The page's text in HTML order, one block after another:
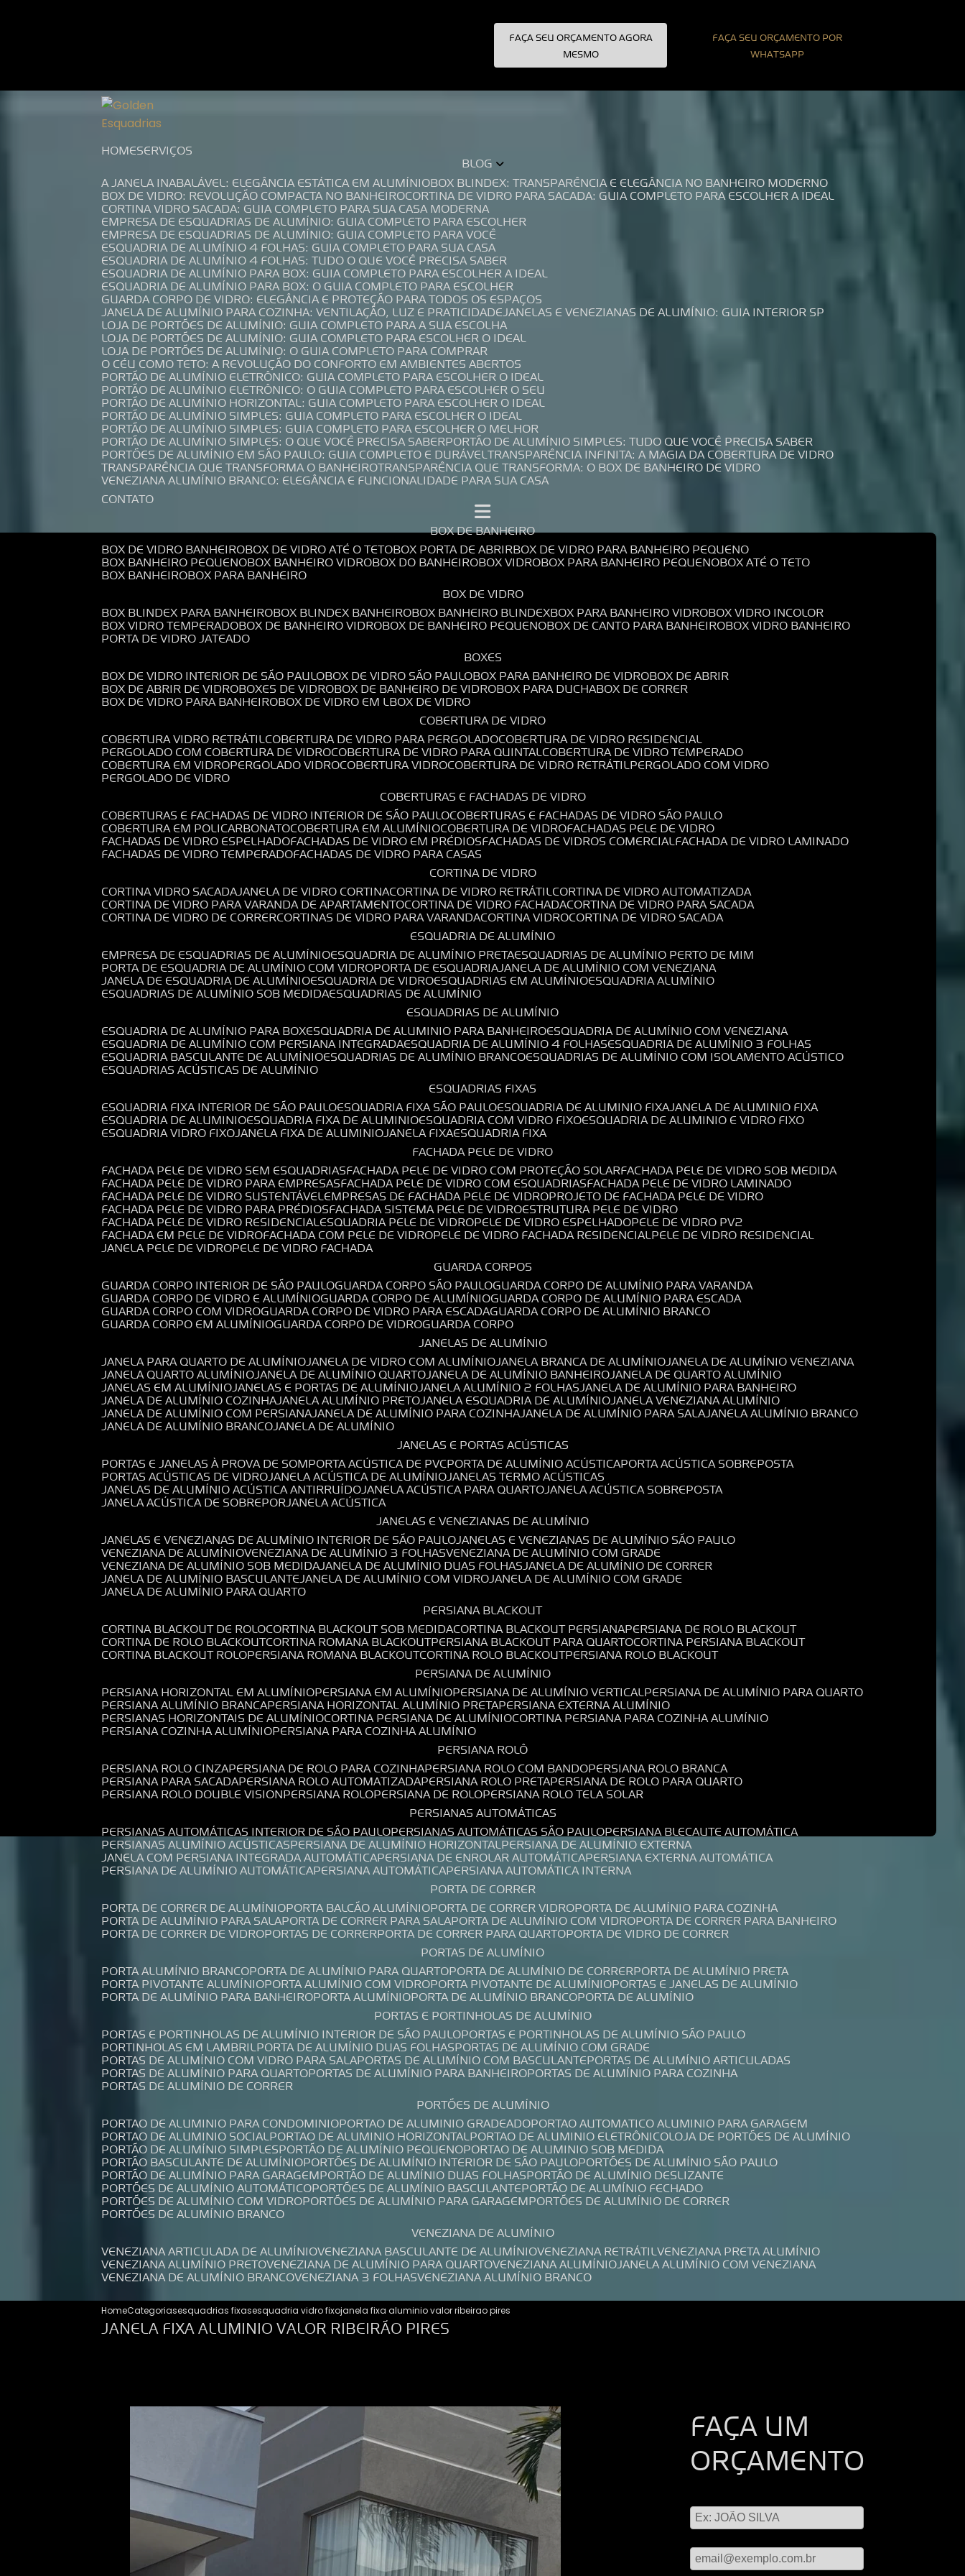
FAÇA SEU ORÇAMENTO AGORA
MESMO
FAÇA SEU ORÇAMENTO POR
WHATSAPP
HOME SERVIÇOS
BLOG
A JANELA INABALÁVEL: ELEGÂNCIA ESTÁTICA EM ALUMÍNIO BOX BLINDEX: TRANSPARÊNCIA E ELEGÂNCIA NO BANHEIRO MODERNO
BOX DE VIDRO: REVOLUÇÃO COMPACTA NO BANHEIRO CORTINA DE VIDRO PARA SACADA: GUIA COMPLETO PARA ESCOLHER A IDEAL
CORTINA VIDRO SACADA: GUIA COMPLETO PARA SUA CASA MODERNA
EMPRESA DE ESQUADRIAS DE ALUMÍNIO: GUIA COMPLETO PARA ESCOLHER
EMPRESA DE ESQUADRIAS DE ALUMÍNIO: GUIA COMPLETO PARA VOCÊ
ESQUADRIA DE ALUMÍNIO 4 FOLHAS: GUIA COMPLETO PARA SUA CASA
ESQUADRIA DE ALUMÍNIO 4 FOLHAS: TUDO O QUE VOCÊ PRECISA SABER
ESQUADRIA DE ALUMÍNIO PARA BOX: GUIA COMPLETO PARA ESCOLHER A IDEAL
ESQUADRIA DE ALUMÍNIO PARA BOX: O GUIA COMPLETO PARA ESCOLHER
GUARDA CORPO DE VIDRO: ELEGÂNCIA E PROTEÇÃO PARA TODOS OS ESPAÇOS
JANELA DE ALUMÍNIO PARA COZINHA: VENTILAÇÃO, LUZ E PRATICIDADE JANELAS E VENEZIANAS DE ALUMÍNIO: GUIA INTERIOR SP
LOJA DE PORTÕES DE ALUMÍNIO: GUIA COMPLETO PARA A SUA ESCOLHA
LOJA DE PORTÕES DE ALUMÍNIO: GUIA COMPLETO PARA ESCOLHER O IDEAL
LOJA DE PORTÕES DE ALUMÍNIO: O GUIA COMPLETO PARA COMPRAR
O CÉU COMO TETO: A REVOLUÇÃO DO CONFORTO EM AMBIENTES ABERTOS
PORTÃO DE ALUMÍNIO ELETRÔNICO: GUIA COMPLETO PARA ESCOLHER O IDEAL
PORTÃO DE ALUMÍNIO ELETRÔNICO: O GUIA COMPLETO PARA ESCOLHER O SEU
PORTÃO DE ALUMÍNIO HORIZONTAL: GUIA COMPLETO PARA ESCOLHER O IDEAL
PORTÃO DE ALUMÍNIO SIMPLES: GUIA COMPLETO PARA ESCOLHER O IDEAL
PORTÃO DE ALUMÍNIO SIMPLES: GUIA COMPLETO PARA ESCOLHER O MELHOR
PORTÃO DE ALUMÍNIO SIMPLES: O QUE VOCÊ PRECISA SABER PORTÃO DE ALUMÍNIO SIMPLES: TUDO QUE VOCÊ PRECISA SABER
PORTÕES DE ALUMÍNIO EM SÃO PAULO: GUIA COMPLETO E DURÁVEL TRANSPARÊNCIA INFINITA: A MAGIA DA COBERTURA DE VIDRO
TRANSPARÊNCIA QUE TRANSFORMA O BANHEIRO TRANSPARÊNCIA QUE TRANSFORMA: O BOX DE BANHEIRO DE VIDRO
VENEZIANA ALUMÍNIO BRANCO: ELEGÂNCIA E FUNCIONALIDADE PARA SUA CASA
CONTATO
BOX DE BANHEIRO
BOX DE VIDRO BANHEIRO BOX DE VIDRO ATÉ O TETO BOX PORTA DE ABRIR BOX DE VIDRO PARA BANHEIRO PEQUENO
BOX BANHEIRO PEQUENO BOX BANHEIRO VIDRO BOX DO BANHEIRO BOX VIDRO BOX PARA BANHEIRO PEQUENO BOX ATÉ O TETO
BOX BANHEIRO BOX PARA BANHEIRO
BOX DE VIDRO
BOX BLINDEX PARA BANHEIRO BOX BLINDEX BANHEIRO BOX BANHEIRO BLINDEX BOX PARA BANHEIRO VIDRO BOX VIDRO INCOLOR
BOX VIDRO TEMPERADO BOX DE BANHEIRO VIDRO BOX DE BANHEIRO PEQUENO BOX DE CANTO PARA BANHEIRO BOX VIDRO BANHEIRO
PORTA DE VIDRO JATEADO
BOXES
BOX DE VIDRO INTERIOR DE SÃO PAULO BOX DE VIDRO SÃO PAULO BOX PARA BANHEIRO DE VIDRO BOX DE ABRIR
BOX DE ABRIR DE VIDRO BOXES DE VIDRO BOX DE BANHEIRO DE VIDRO BOX PARA DUCHA BOX DE CORRER
BOX DE VIDRO PARA BANHEIRO BOX DE VIDRO EM L BOX DE VIDRO
COBERTURA DE VIDRO
COBERTURA VIDRO RETRÁTIL COBERTURA DE VIDRO PARA PERGOLADO COBERTURA DE VIDRO RESIDENCIAL
PERGOLADO COM COBERTURA DE VIDRO COBERTURA DE VIDRO PARA QUINTAL COBERTURA DE VIDRO TEMPERADO
COBERTURA EM VIDRO PERGOLADO VIDRO COBERTURA VIDRO COBERTURA DE VIDRO RETRÁTIL PERGOLADO COM VIDRO
PERGOLADO DE VIDRO
COBERTURAS E FACHADAS DE VIDRO
COBERTURAS E FACHADAS DE VIDRO INTERIOR DE SÃO PAULO COBERTURAS E FACHADAS DE VIDRO SÃO PAULO
COBERTURA EM POLICARBONATO COBERTURA EM ALUMÍNIO COBERTURA DE VIDRO FACHADAS PELE DE VIDRO
FACHADAS DE VIDRO ESPELHADO FACHADAS DE VIDRO EM PRÉDIOS FACHADAS DE VIDROS COMERCIAL FACHADA DE VIDRO LAMINADO
FACHADAS DE VIDRO TEMPERADO FACHADAS DE VIDRO PARA CASAS
CORTINA DE VIDRO
CORTINA VIDRO SACADA JANELA DE VIDRO CORTINA CORTINA DE VIDRO RETRÁTIL CORTINA DE VIDRO AUTOMATIZADA
CORTINA DE VIDRO PARA VARANDA DE APARTAMENTO CORTINA DE VIDRO FACHADA CORTINA DE VIDRO PARA SACADA
CORTINA DE VIDRO DE CORRER CORTINAS DE VIDRO PARA VARANDA CORTINA VIDRO CORTINA DE VIDRO SACADA
ESQUADRIA DE ALUMÍNIO
EMPRESA DE ESQUADRIAS DE ALUMÍNIO ESQUADRIA DE ALUMÍNIO PRETA ESQUADRIAS DE ALUMÍNIO PERTO DE MIM
PORTA DE ESQUADRIA DE ALUMÍNIO COM VIDRO PORTA DE ESQUADRIA JANELA DE ALUMÍNIO COM VENEZIANA
JANELA DE ESQUADRIA DE ALUMÍNIO ESQUADRIA DE VIDRO ESQUADRIAS EM ALUMÍNIO ESQUADRIA ALUMÍNIO
ESQUADRIAS DE ALUMÍNIO SOB MEDIDA ESQUADRIAS DE ALUMÍNIO
ESQUADRIAS DE ALUMÍNIO
ESQUADRIA DE ALUMÍNIO PARA BOX ESQUADRIA DE ALUMINIO PARA BANHEIRO ESQUADRIA DE ALUMÍNIO COM VENEZIANA
ESQUADRIA DE ALUMÍNIO COM PERSIANA INTEGRADA ESQUADRIA DE ALUMÍNIO 4 FOLHAS ESQUADRIA DE ALUMÍNIO 3 FOLHAS
ESQUADRIA BASCULANTE DE ALUMÍNIO ESQUADRIAS DE ALUMÍNIO BRANCO ESQUADRIAS DE ALUMÍNIO COM ISOLAMENTO ACÚSTICO
ESQUADRIAS ACÚSTICAS DE ALUMÍNIO
ESQUADRIAS FIXAS
ESQUADRIA FIXA INTERIOR DE SÃO PAULO ESQUADRIA FIXA SÃO PAULO ESQUADRIA DE ALUMINIO FIXA JANELA DE ALUMINIO FIXA
ESQUADRIA DE ALUMINIO ESQUADRIA FIXA DE ALUMINIO ESQUADRIA COM VIDRO FIXO ESQUADRIA DE ALUMINIO E VIDRO FIXO
ESQUADRIA VIDRO FIXO JANELA FIXA DE ALUMINIO JANELA FIXA ESQUADRIA FIXA
FACHADA PELE DE VIDRO
FACHADA PELE DE VIDRO SEM ESQUADRIAS FACHADA PELE DE VIDRO COM PROTEÇÃO SOLAR FACHADA PELE DE VIDRO SOB MEDIDA
FACHADA PELE DE VIDRO PARA EMPRESAS FACHADA PELE DE VIDRO COM ESQUADRIAS FACHADA PELE DE VIDRO LAMINADO
FACHADA PELE DE VIDRO SUSTENTÁVEL EMPRESAS DE FACHADA PELE DE VIDRO PROJETO DE FACHADA PELE DE VIDRO
FACHADA PELE DE VIDRO PARA PRÉDIOS FACHADA SISTEMA PELE DE VIDRO ESTRUTURA PELE DE VIDRO
FACHADA PELE DE VIDRO RESIDENCIAL ESQUADRIA PELE DE VIDRO PELE DE VIDRO ESPELHADO PELE DE VIDRO PV2
FACHADA EM PELE DE VIDRO FACHADA COM PELE DE VIDRO PELE DE VIDRO FACHADA RESIDENCIAL PELE DE VIDRO RESIDENCIAL
JANELA PELE DE VIDRO PELE DE VIDRO FACHADA
GUARDA CORPOS
GUARDA CORPO INTERIOR DE SÃO PAULO GUARDA CORPO SÃO PAULO GUARDA CORPO DE ALUMÍNIO PARA VARANDA
GUARDA CORPO DE VIDRO E ALUMÍNIO GUARDA CORPO DE ALUMÍNIO GUARDA CORPO DE ALUMÍNIO PARA ESCADA
GUARDA CORPO COM VIDRO GUARDA CORPO DE VIDRO PARA ESCADA GUARDA CORPO DE ALUMÍNIO BRANCO
GUARDA CORPO EM ALUMÍNIO GUARDA CORPO DE VIDRO GUARDA CORPO
JANELAS DE ALUMÍNIO
JANELA PARA QUARTO DE ALUMÍNIO JANELA DE VIDRO COM ALUMÍNIO JANELA BRANCA DE ALUMÍNIO JANELA DE ALUMÍNIO VENEZIANA
JANELA QUARTO ALUMÍNIO JANELA DE ALUMÍNIO QUARTO JANELA DE ALUMÍNIO BANHEIRO JANELA DE QUARTO ALUMÍNIO
JANELAS EM ALUMÍNIO JANELAS E PORTAS DE ALUMÍNIO JANELA ALUMÍNIO 2 FOLHAS JANELA DE ALUMÍNIO PARA BANHEIRO
JANELA DE ALUMÍNIO COZINHA JANELA ALUMÍNIO PRETO JANELA ESQUADRIA DE ALUMÍNIO JANELA VENEZIANA ALUMÍNIO
JANELA DE ALUMÍNIO COM PERSIANA JANELA DE ALUMÍNIO PARA COZINHA JANELA DE ALUMÍNIO PARA SALA JANELA ALUMÍNIO BRANCO
JANELA DE ALUMÍNIO BRANCO JANELA DE ALUMÍNIO
JANELAS E PORTAS ACÚSTICAS
PORTAS E JANELAS À PROVA DE SOM PORTA ACÚSTICA DE PVC PORTA DE ALUMÍNIO ACÚSTICA PORTA ACÚSTICA SOBREPOSTA
PORTAS ACÚSTICAS DE VIDRO JANELA ACÚSTICA DE ALUMÍNIO JANELAS TERMO ACÚSTICAS
JANELAS DE ALUMÍNIO ACÚSTICA ANTIRRUÍDO JANELA ACÚSTICA PARA QUARTO JANELA ACÚSTICA SOBREPOSTA
JANELA ACÚSTICA DE SOBREPOR JANELA ACÚSTICA
JANELAS E VENEZIANAS DE ALUMÍNIO
JANELAS E VENEZIANAS DE ALUMÍNIO INTERIOR DE SÃO PAULO JANELAS E VENEZIANAS DE ALUMÍNIO SÃO PAULO
VENEZIANA DE ALUMÍNIO VENEZIANA DE ALUMÍNIO 3 FOLHAS VENEZIANA DE ALUMÍNIO COM GRADE
VENEZIANA DE ALUMÍNIO SOB MEDIDA JANELA DE ALUMÍNIO DUAS FOLHAS JANELA DE ALUMÍNIO DE CORRER
JANELA DE ALUMÍNIO BASCULANTE JANELA DE ALUMÍNIO COM VIDRO JANELA DE ALUMÍNIO COM GRADE
JANELA DE ALUMÍNIO PARA QUARTO
PERSIANA BLACKOUT
CORTINA BLACKOUT DE ROLO CORTINA BLACKOUT SOB MEDIDA CORTINA BLACKOUT PERSIANA PERSIANA DE ROLO BLACKOUT
CORTINA DE ROLO BLACKOUT CORTINA ROMANA BLACKOUT PERSIANA BLACKOUT PARA QUARTO CORTINA PERSIANA BLACKOUT
CORTINA BLACKOUT ROLO PERSIANA ROMANA BLACKOUT CORTINA ROLO BLACKOUT PERSIANA ROLO BLACKOUT
PERSIANA DE ALUMÍNIO
PERSIANA HORIZONTAL EM ALUMÍNIO PERSIANA EM ALUMÍNIO PERSIANA DE ALUMÍNIO VERTICAL PERSIANA DE ALUMÍNIO PARA QUARTO
PERSIANA ALUMÍNIO BRANCA PERSIANA HORIZONTAL ALUMÍNIO PRETA PERSIANA EXTERNA ALUMÍNIO
PERSIANAS HORIZONTAIS DE ALUMÍNIO CORTINA PERSIANA DE ALUMÍNIO CORTINA PERSIANA PARA COZINHA ALUMÍNIO
PERSIANA COZINHA ALUMÍNIO PERSIANA PARA COZINHA ALUMÍNIO
PERSIANA ROLÔ
PERSIANA ROLO CINZA PERSIANA DE ROLO PARA COZINHA PERSIANA ROLO COM BANDO PERSIANA ROLO BRANCA
PERSIANA PARA SACADA PERSIANA ROLO AUTOMATIZADA PERSIANA ROLO PRETA PERSIANA DE ROLO PARA QUARTO
PERSIANA ROLO DOUBLE VISION PERSIANA ROLO PERSIANA DE ROLO PERSIANA ROLO TELA SOLAR
PERSIANAS AUTOMÁTICAS
PERSIANAS AUTOMÁTICAS INTERIOR DE SÃO PAULO PERSIANAS AUTOMÁTICAS SÃO PAULO PERSIANA BLECAUTE AUTOMÁTICA
PERSIANAS ALUMÍNIO ACÚSTICAS PERSIANA DE ALUMÍNIO HORIZONTAL PERSIANA DE ALUMÍNIO EXTERNA
JANELA COM PERSIANA INTEGRADA AUTOMÁTICA PERSIANA DE ENROLAR AUTOMÁTICA PERSIANA EXTERNA AUTOMÁTICA
PERSIANA DE ALUMÍNIO AUTOMÁTICA PERSIANA AUTOMÁTICA PERSIANA AUTOMÁTICA INTERNA
PORTA DE CORRER
PORTA DE CORRER DE ALUMÍNIO PORTA BALCÃO ALUMÍNIO PORTA DE CORRER VIDRO PORTA DE ALUMÍNIO PARA COZINHA
PORTA DE ALUMÍNIO PARA SALA PORTA DE CORRER PARA SALA PORTA DE ALUMÍNIO COM VIDRO PORTA DE CORRER PARA BANHEIRO
PORTA DE CORRER DE VIDRO PORTAS DE CORRER PORTA DE CORRER PARA QUARTO PORTA DE VIDRO DE CORRER
PORTAS DE ALUMÍNIO
PORTA ALUMÍNIO BRANCO PORTA DE ALUMÍNIO PARA QUARTO PORTA DE ALUMÍNIO DE CORRER PORTA DE ALUMÍNIO PRETA
PORTA PIVOTANTE ALUMÍNIO PORTA ALUMÍNIO COM VIDRO PORTA PIVOTANTE DE ALUMÍNIO PORTAS E JANELAS DE ALUMÍNIO
PORTA DE ALUMÍNIO PARA BANHEIRO PORTA ALUMÍNIO PORTA DE ALUMÍNIO BRANCO PORTA DE ALUMÍNIO
PORTAS E PORTINHOLAS DE ALUMÍNIO
PORTAS E PORTINHOLAS DE ALUMÍNIO INTERIOR DE SÃO PAULO PORTAS E PORTINHOLAS DE ALUMÍNIO SÃO PAULO
PORTINHOLAS EM LAMBRIL PORTA DE ALUMÍNIO DUAS FOLHAS PORTAS DE ALUMÍNIO COM GRADE
PORTAS DE ALUMÍNIO COM VIDRO PARA SALA PORTAS DE ALUMÍNIO COM BASCULANTE PORTAS DE ALUMÍNIO ARTICULADAS
PORTAS DE ALUMÍNIO PARA QUARTO PORTAS DE ALUMÍNIO PARA BANHEIRO PORTAS DE ALUMÍNIO PARA COZINHA
PORTAS DE ALUMÍNIO DE CORRER
PORTÕES DE ALUMÍNIO
PORTAO DE ALUMINIO PARA CONDOMINIO PORTAO DE ALUMINIO GRADEADO PORTAO AUTOMATICO ALUMINIO PARA GARAGEM
PORTAO DE ALUMINIO SOCIAL PORTAO DE ALUMINIO HORIZONTAL PORTAO DE ALUMINIO ELETRÔNICO LOJA DE PORTÕES DE ALUMÍNIO
PORTÃO DE ALUMÍNIO SIMPLES PORTÃO DE ALUMÍNIO PEQUENO PORTAO DE ALUMINIO SOB MEDIDA
PORTÃO BASCULANTE DE ALUMÍNIO PORTÕES DE ALUMÍNIO INTERIOR DE SÃO PAULO PORTÕES DE ALUMÍNIO SÃO PAULO
PORTÃO DE ALUMÍNIO PARA GARAGEM PORTÃO DE ALUMÍNIO DUAS FOLHAS PORTÃO DE ALUMÍNIO DESLIZANTE
PORTÕES DE ALUMÍNIO AUTOMÁTICO PORTÕES DE ALUMÍNIO BASCULANTE PORTÃO DE ALUMÍNIO FECHADO
PORTÕES DE ALUMÍNIO COM VIDRO PORTÕES DE ALUMÍNIO PARA GARAGEM PORTÕES DE ALUMÍNIO DE CORRER
PORTÕES DE ALUMÍNIO BRANCO
VENEZIANA DE ALUMÍNIO
VENEZIANA ARTICULADA DE ALUMÍNIO VENEZIANA BASCULANTE DE ALUMÍNIO VENEZIANA RETRÁTIL VENEZIANA PRETA ALUMÍNIO
VENEZIANA ALUMÍNIO PRETO VENEZIANA DE ALUMÍNIO PARA QUARTO VENEZIANA ALUMÍNIO JANELA ALUMÍNIO COM VENEZIANA
VENEZIANA DE ALUMÍNIO BRANCO VENEZIANA 3 FOLHAS VENEZIANA ALUMÍNIO BRANCO
HomeCategoriasesquadrias fixasesquadria vidro fixojanela fixa aluminio valor ribeirao pires
JANELA FIXA ALUMINIO VALOR RIBEIRÃO PIRES
FAÇA UM
ORÇAMENTO